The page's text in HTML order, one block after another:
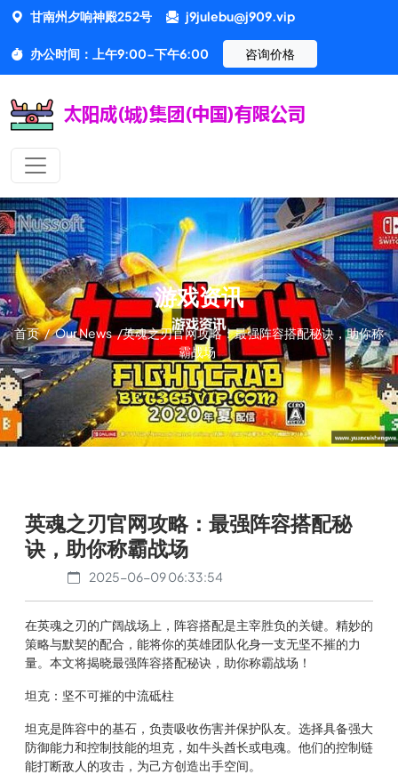
甘南州夕响神殿252号 j9julebu@j909.vip
办公时间：上午9:00-下午6:00 咨询价格
游戏资讯
首页 / Our News /英魂之刃官网攻略：最强阵容搭配秘诀，助你称
霸战场
英魂之刃官网攻略：最强阵容搭配秘
诀，助你称霸战场
2025-06-09 06:33:54
在英魂之刃的广阔战场上，阵容搭配是主宰胜负的关键。精妙的
策略与默契的配合，能将你的英雄团队化身一支无坚不摧的力
量。本文将揭晓最强阵容搭配秘诀，助你称霸战场！
坦克：坚不可摧的中流砥柱
坦克是阵容中的基石，负责吸收伤害并保护队友。选择具备强大
防御能力和控制技能的坦克，如牛头酋长或电魂。他们的控制链
能打断敌人的攻击，为己方创造出手空间。